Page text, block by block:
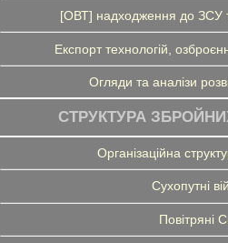
[ОВТ] надходження до ЗСУ
Експорт технологій,
Огляди та аналізи
СТРУКТУРА
Організаційна
Сухопутні
Повітряні